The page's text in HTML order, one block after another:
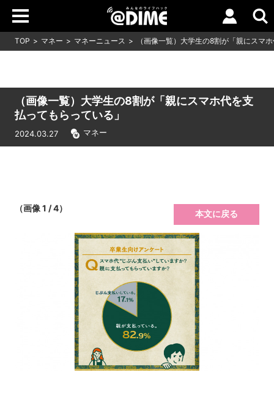
TOP マネー マネーニュース （画像一覧）大学生の8割が「親にスマ
（画像一覧）大学生の8割が「親にスマホ代を支
払ってもらっている」
2024.03.27 マネー
（画像 1 / 4）
本文に戻る